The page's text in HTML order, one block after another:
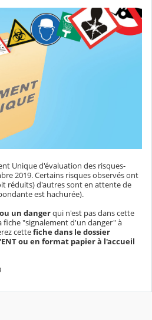
Unique d'évaluation des risques-
2019. Certains risques observés ont
réduits) d'autres sont en attente de
est hachurée).
un dangerqui n'est pas dans cette
fiche "signalement d'un danger" à
cettefiche dans le dossier
l'ENT ou en format papier à l'accueil